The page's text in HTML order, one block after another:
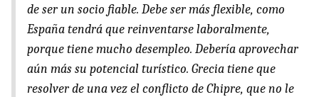
de ser un socio fiable. Debe ser más flexible, como
España tendrá que reinventarse laboralmente,
porque tiene mucho desempleo. Debería aprovechar
aún más su potencial turístico. Grecia tiene que
resolver de una vez el conflicto de Chipre, que no le